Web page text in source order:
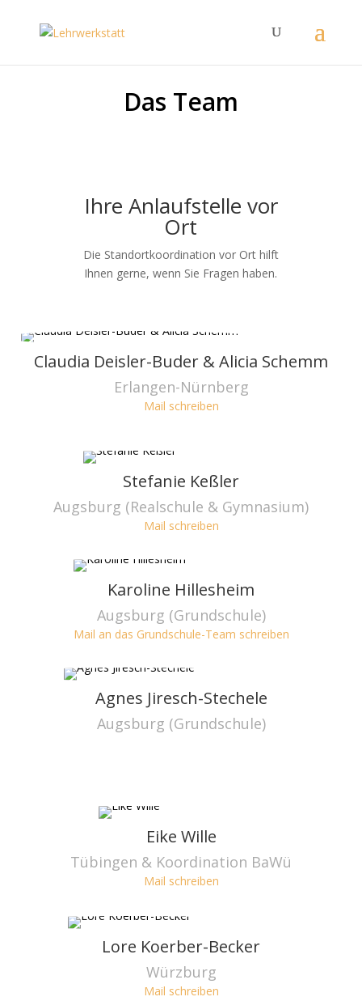
Das Team
Ihre Anlaufstelle vor
Ort
Die Standortkoordination vor Ort hilft
Ihnen gerne, wenn Sie Fragen haben.
Claudia Deisler-Buder & Alicia Schemm
Erlangen-Nürnberg
Mail schreiben
Stefanie Keßler
Augsburg (Realschule & Gymnasium)
Mail schreiben
Karoline Hillesheim
Augsburg (Grundschule)
Mail an das Grundschule-Team schreiben
Agnes Jiresch-Stechele
Augsburg (Grundschule)
Eike Wille
Tübingen & Koordination BaWü
Mail schreiben
Lore Koerber-Becker
Würzburg
Mail schreiben